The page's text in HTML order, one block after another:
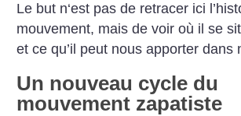
Le but n‘est pas de retracer ici
mouvement, mais de voir où il se
et ce qu’il peut nous apporter dans
Un nouveau cycle du
mouvement zapatiste